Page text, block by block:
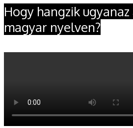
Hogy hangzik
magyar nyelven?